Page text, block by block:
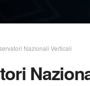
Nazionali Verticali